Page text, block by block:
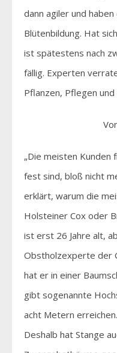
dann agiler und
Blütenbildung. Hat
ist spätestens nach
fällig. Experten
Pflanzen, Pflegen und
„Die meisten Kunden
fest sind, bloß nicht
erklärt, warum die
Holsteiner Cox oder
ist erst 26 Jahre alt,
Obstholzexperte der
hat er in einer
gibt sogenannte
acht Metern
Deshalb hat Stange